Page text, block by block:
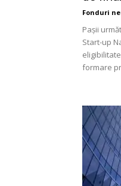
Fonduri
Pașii
Start-up
formare